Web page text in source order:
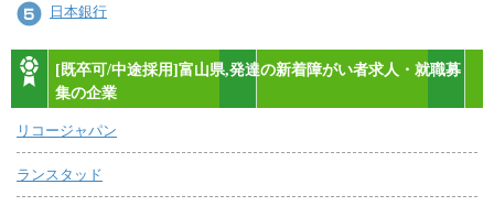
日本銀行
[既卒可/中途採用]富山県,発達の新着障がい者求人・就職募
集の企業
リコージャパン
ランスタッド